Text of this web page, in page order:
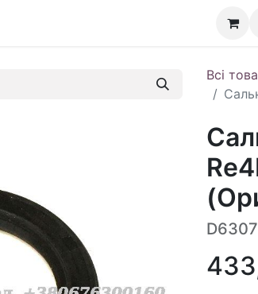
Всі